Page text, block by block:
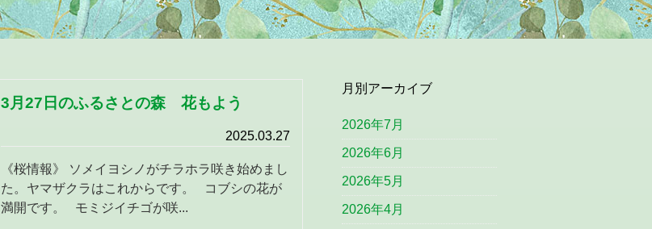
3月27日のふるさとの森 花もよう
2025.03.27
《桜情報》 ソメイヨシノがチラホラ咲き始めまし
た。ヤマザクラはこれからです。 コブシの花が
満開です。 モミジイチゴが咲...
月別アーカイブ
2026年7月
2026年6月
2026年5月
2026年4月